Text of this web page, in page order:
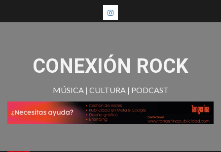
CONEXIÓN ROCK
MÚSICA | CULTURA | PODCAST